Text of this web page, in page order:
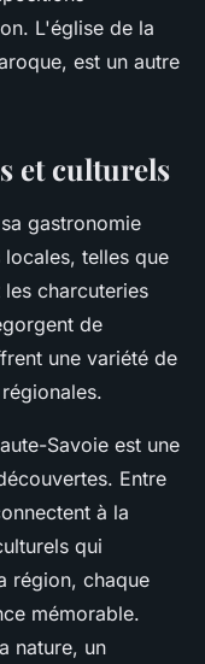
L'église de la
est un autre
et culturels
gastronomie
telles que
charcuteries
de
une variété de
Savoie est une
Entre
à la
qui
région, chaque
mémorable.
nature, un